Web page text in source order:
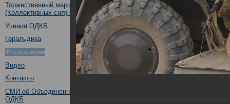
Торжественный марш Войск
(Коллективных сил) ОДКБ
Учения ОДКБ
Геральдика
Фотогалерея
Видео
Контакты
СМИ об Объединенном штабе
ОДКБ